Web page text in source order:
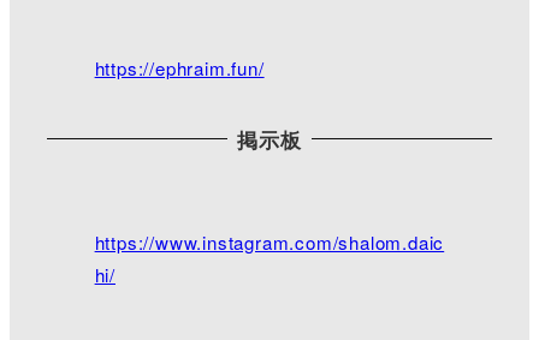
車場奥には枝垂れ桜が少しずつ咲き始めました。
https://www.facebook.com/pages/category/Religious
https://ephraim.fun/
掲示板
https://www.instagram.com/shalom.daic
hi/